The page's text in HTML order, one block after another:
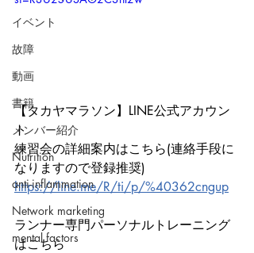
イベント
故障
動画
書籍
メンバー紹介
Nutrition
anti-inflammation
Network marketing
mental factors
【タカヤマラソン】LINE公式アカウン
ト
練習会の詳細案内はこちら(連絡手段に
なりますので登録推奨)
https://line.me/R/ti/p/%40362cngup
ランナー専門パーソナルトレーニング
はこちら